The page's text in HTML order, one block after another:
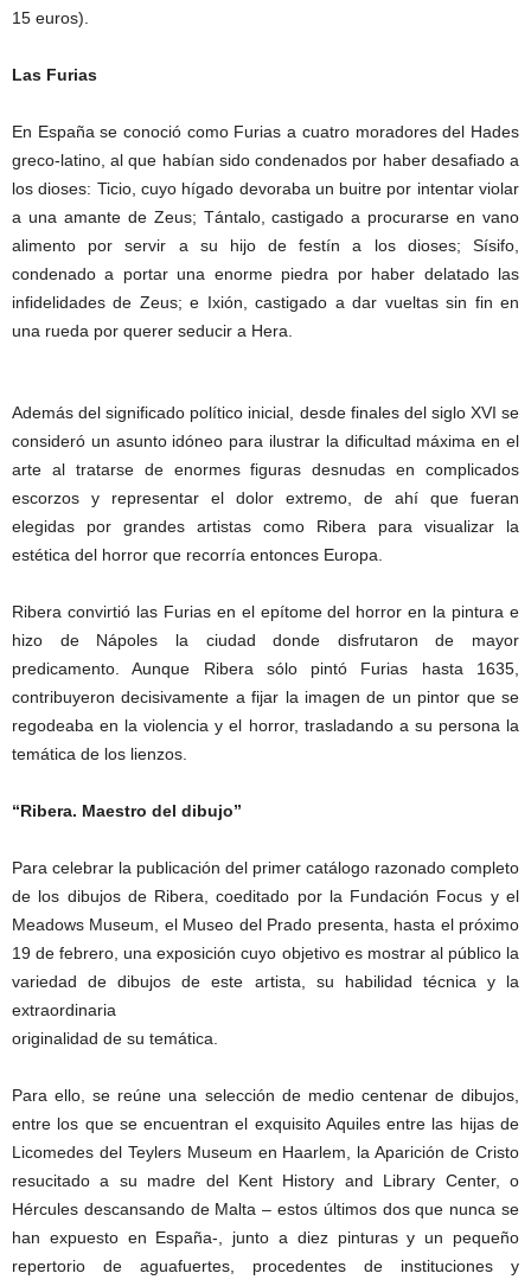
15 euros).
Las Furias
En España se conoció como Furias a cuatro moradores del Hades
greco-latino, al que habían sido condenados por haber desafiado a
los dioses: Ticio, cuyo hígado devoraba un buitre por intentar violar
a una amante de Zeus; Tántalo, castigado a procurarse en vano
alimento por servir a su hijo de festín a los dioses; Sísifo,
condenado a portar una enorme piedra por haber delatado las
infidelidades de Zeus; e Ixión, castigado a dar vueltas sin fin en
una rueda por querer seducir a Hera.
Además del significado político inicial, desde finales del siglo XVI se
consideró un asunto idóneo para ilustrar la dificultad máxima en el
arte al tratarse de enormes figuras desnudas en complicados
escorzos y representar el dolor extremo, de ahí que fueran
elegidas por grandes artistas como Ribera para visualizar la
estética del horror que recorría entonces Europa.
Ribera convirtió las Furias en el epítome del horror en la pintura e
hizo de Nápoles la ciudad donde disfrutaron de mayor
predicamento. Aunque Ribera sólo pintó Furias hasta 1635,
contribuyeron decisivamente a fijar la imagen de un pintor que se
regodeaba en la violencia y el horror, trasladando a su persona la
temática de los lienzos.
“Ribera. Maestro del dibujo”
Para celebrar la publicación del primer catálogo razonado completo
de los dibujos de Ribera, coeditado por la Fundación Focus y el
Meadows Museum, el Museo del Prado presenta, hasta el próximo
19 de febrero, una exposición cuyo objetivo es mostrar al público la
variedad de dibujos de este artista, su habilidad técnica y la
extraordinaria
originalidad de su temática.
Para ello, se reúne una selección de medio centenar de dibujos,
entre los que se encuentran el exquisito Aquiles entre las hijas de
Licomedes del Teylers Museum en Haarlem, la Aparición de Cristo
resucitado a su madre del Kent History and Library Center, o
Hércules descansando de Malta – estos últimos dos que nunca se
han expuesto en España-, junto a diez pinturas y un pequeño
repertorio de aguafuertes, procedentes de instituciones y